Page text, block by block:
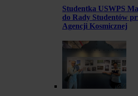
Studentka USWPS
do Rady Studentów
Agencji Kosmicznej